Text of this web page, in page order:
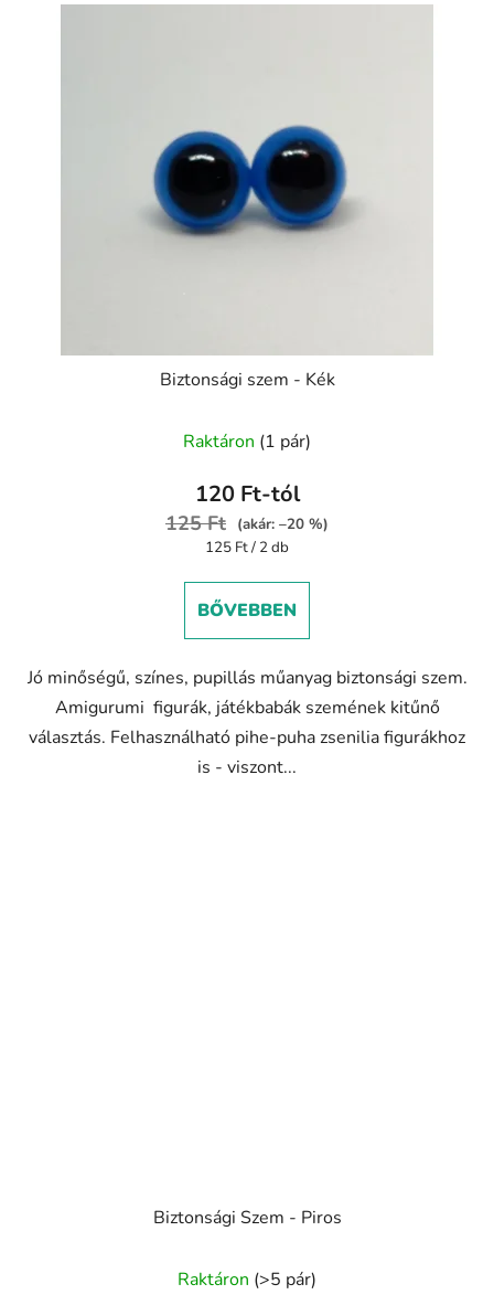
Biztonsági szem - Kék
Raktáron (1 pár)
120 Ft-tól
125 Ft
(akár: –20 %)
Egységár:
125 Ft / 2 db
BŐVEBBEN
Jó minőségű, színes, pupillás műanyag biztonsági szem.
Amigurumi figurák, játékbabák szemének kitűnő
választás. Felhasználható pihe-puha zsenilia figurákhoz
is - viszont...
Biztonsági Szem - Piros
Raktáron (>5 pár)